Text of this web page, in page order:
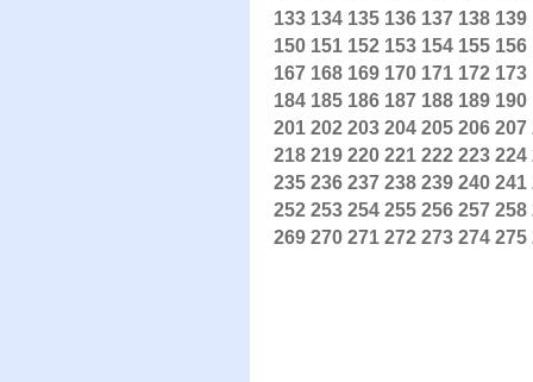
133 134 135 136 137 138 139
150 151 152 153 154 155 156
167 168 169 170 171 172 173
184 185 186 187 188 189 190
201 202 203 204 205 206 207
218 219 220 221 222 223 224
235 236 237 238 239 240 241
252 253 254 255 256 257 258
269 270 271 272 273 274 275